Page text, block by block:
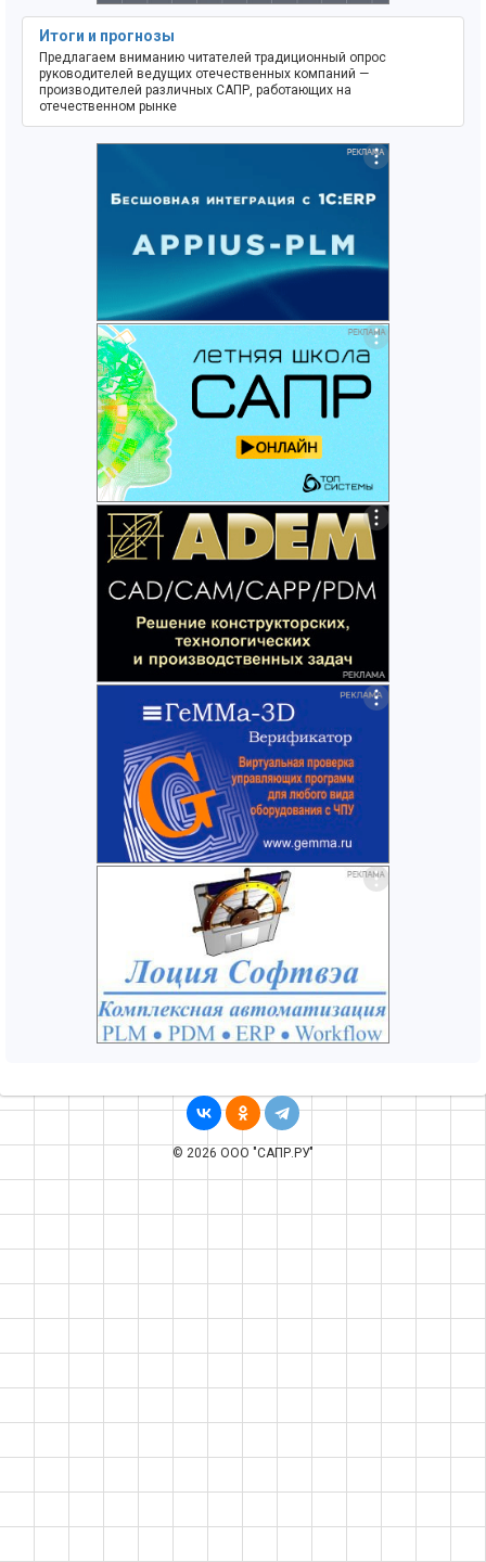
Итоги и прогнозы
Предлагаем вниманию читателей традиционный опрос
руководителей ведущих отечественных компаний —
производителей различных САПР, работающих на
отечественном рынке
© 2026 ООО "САПР.РУ"